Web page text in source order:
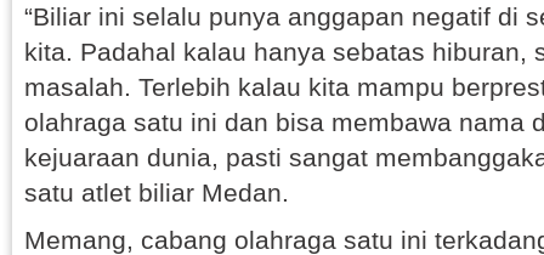
“Biliar ini selalu punya anggapan negatif di
kita. Padahal kalau hanya sebatas hiburan,
masalah. Terlebih kalau kita mampu
olahraga satu ini dan bisa membawa nama
kejuaraan dunia, pasti sangat
satu atlet biliar Medan.
Memang, cabang olahraga satu ini